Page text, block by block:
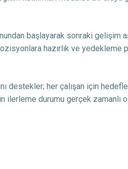
başlayarak sonraki gelişim
hazırlık ve yedekleme
destekler; her çalışan için
ilerleme durumu gerçek zamanlı